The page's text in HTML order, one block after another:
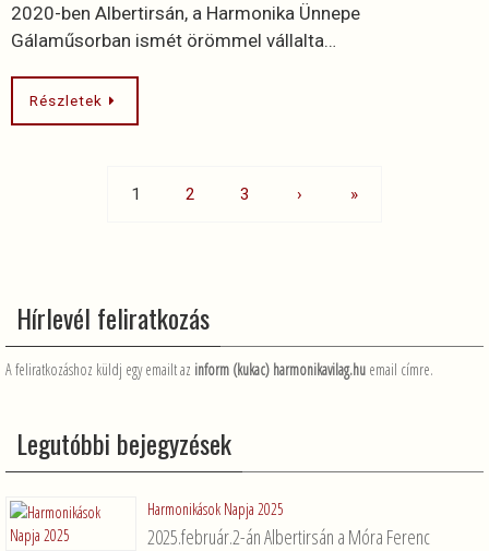
2020-ben Albertirsán, a Harmonika Ünnepe
Gálaműsorban ismét örömmel vállalta…
Részletek
1 2 3 › »
Hírlevél feliratkozás
A feliratkozáshoz küldj egy emailt az inform (kukac) harmonikavilag.hu email címre.
Legutóbbi bejegyzések
Harmonikások Napja 2025
2025.február.2-án Albertirsán a Móra Ferenc